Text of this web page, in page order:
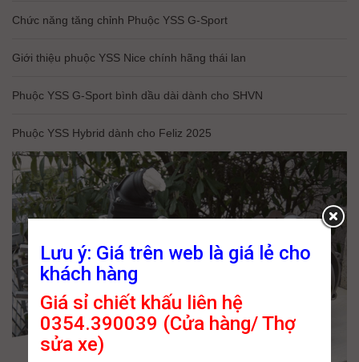
Chức năng tăng chỉnh Phuộc YSS G-Sport
Giới thiệu phuộc YSS Nice chính hãng thái lan
Phuộc YSS G-Sport bình dầu dài dành cho SHVN
Phuộc YSS Hybrid dành cho Feliz 2025
Lưu ý: Giá trên web là giá lẻ cho
khách hàng
Giá sỉ chiết khấu liên hệ
0354.390039 (Cửa hàng/ Thợ
sửa xe)